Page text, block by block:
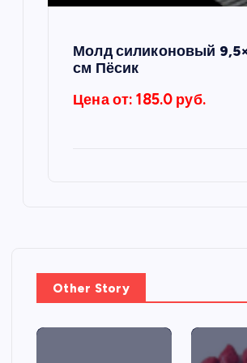
Молд силиконовый
см Пёсик
Цена от: 185.0 руб.
Other Story